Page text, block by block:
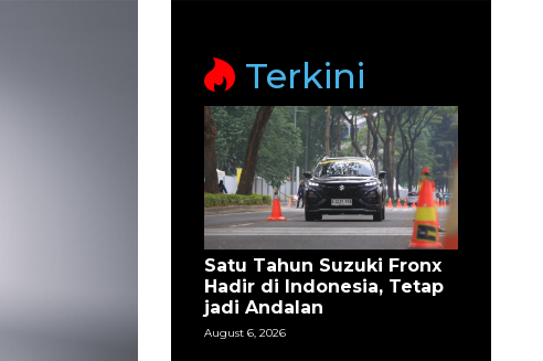
Terkini
Satu Tahun Suzuki Fronx
Hadir di Indonesia, Tetap
jadi Andalan
August 6, 2026